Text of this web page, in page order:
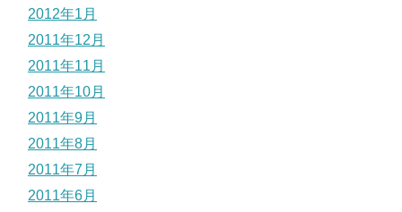
2012年1月
2011年12月
2011年11月
2011年10月
2011年9月
2011年8月
2011年7月
2011年6月